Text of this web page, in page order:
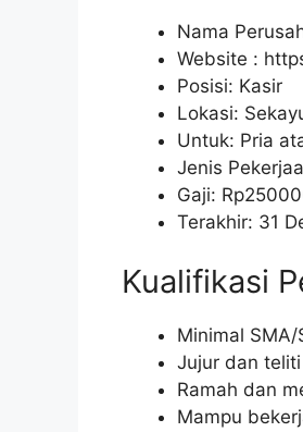
Nama
Website :
Posisi: Kasir
Lokasi:
Untuk: Pria
Jenis
Gaji: Rp
Terakhir: 31
Kualifikasi
Minimal
Jujur dan teliti
Ramah dan
Mampu